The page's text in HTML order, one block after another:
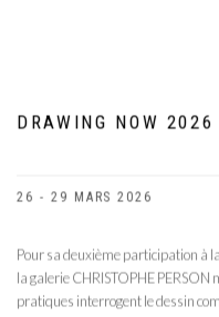
DRAWING NOW 2026
26 - 29 MARS 2026
Pour sa deuxième participation à
la galerie CHRISTOPHE
pratiques interrogent le dessin